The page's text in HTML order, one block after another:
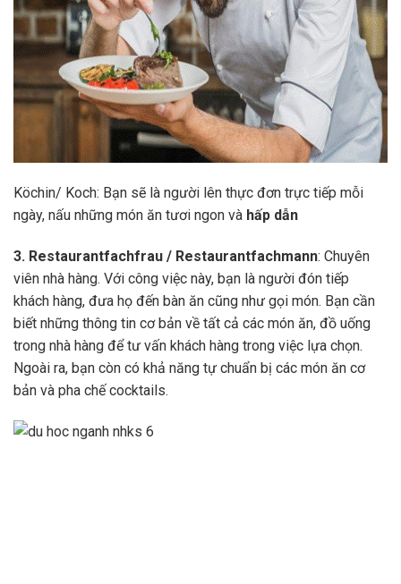
Köchin/ Koch: Bạn sẽ là người lên thực đơn trực tiếp mỗi
ngày, nấu những món ăn tươi ngon và hấp dẫn
3. Restaurantfachfrau / Restaurantfachmann: Chuyên
viên nhà hàng. Với công việc này, bạn là người đón tiếp
khách hàng, đưa họ đến bàn ăn cũng như gọi món. Bạn cần
biết những thông tin cơ bản về tất cả các món ăn, đồ uống
trong nhà hàng để tư vấn khách hàng trong việc lựa chọn.
Ngoài ra, bạn còn có khả năng tự chuẩn bị các món ăn cơ
bản và pha chế cocktails.